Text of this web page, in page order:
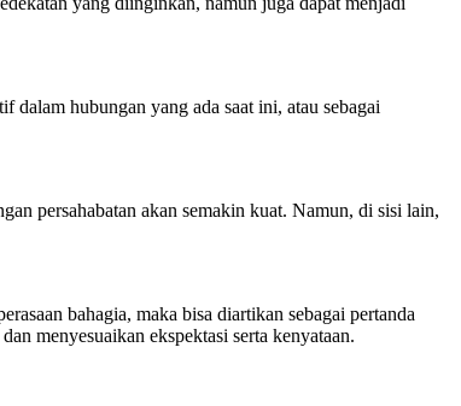
hubungan yang ada saat ini, atau sebagai
persahabatan akan semakin kuat. Namun, di sisi lain,
bahagia, maka bisa diartikan sebagai pertanda
menyesuaikan ekspektasi serta kenyataan.